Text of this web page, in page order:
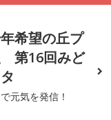
希望の丘プ
第16回みど
元気を発信！